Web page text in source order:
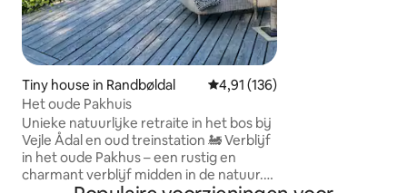
Tiny house in Randbøldal Gemiddelde beoordeling van
4,91 (136)
Het oude Pakhuis
Unieke natuurlijke retraite in het bos bij
Vejle Ådal en oud treinstation 🚂 Verblijf
in het oude Pakhus – een rustig en
charmant verblijf midden in de natuur.